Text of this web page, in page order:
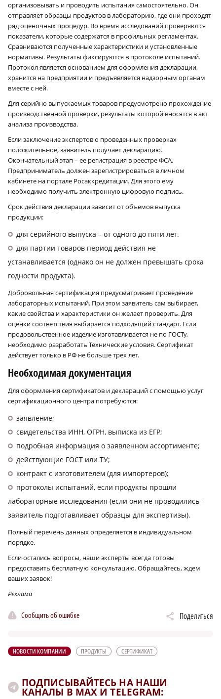
организовывать и проводить испытания самостоятельно. Он
отправляет образцы продуктов в лабораторию, где они проходят
ряд оценочных процедур. Во время исследований проверяются
показатели, которые содержатся в профильных регламентах.
Сравниваются полученные характеристики и установленные
нормативы. Результаты фиксируются в протоколе испытаний.
Протокол является основанием для оформления декларации,
хранится на предприятии и предъявляется надзорным органам
вместе с ней.
Для серийно выпускаемых товаров предусмотрено прохождение
производственной проверки, результаты которой вносятся в акт
анализа производства.
Если заключение экспертов о проведенных проверках
положительное, заявитель получает декларацию.
Окончательный этап – ее регистрация в реестре ФСА.
Предприниматель должен зарегистрироваться в личном
кабинете на портале Росаккредитации. Для этого ему
необходимо получить электронную цифровую подпись.
Срок действия декларации зависит от объемов выпуска
продукции:
для серийного выпуска – от одного до пяти лет.
для партии товаров период действия не
устанавливается (однако он не должен превышать срока
годности продукта).
Добровольная сертификация предусматривает проведение
лабораторных испытаний. При этом заявитель сам выбирает,
какие свойства и характеристики он желает проверить. Для
оценки соответствия выбирается подходящий стандарт. Если
продовольственное изделие изготавливается не по ГОСТу,
необходимо разработать Технические условия. Сертификат
действует только в РФ не больше трех лет.
Необходимая документация
Для оформления сертификатов и деклараций с помощью услуг
сертификационного центра потребуются:
заявление;
свидетельства ИНН, ОГРН, выписка из ЕГР;
подробная информация о заявленном ассортименте;
действующие ГОСТ или ТУ;
контракт с изготовителем (для импортеров);
протоколы испытаний, если продукты прошли
лабораторные исследования (если они не проводились –
заявитель подготавливает образцы для экспертизы).
Полный перечень данных определяется в индивидуальном
порядке.
Если остались вопросы, наши эксперты всегда готовы
предоставить бесплатную консультацию. Обращайтесь, ждем
ваших заявок!
Реклама
Сообщить об ошибке Поделиться
НОВОСТИ КОМПАНИИ ПРОДУКТЫ СЕРТИФИКАТ
ПОДПИСЫВАЙТЕСЬ НА НАШИ
КАНАЛЫ В MAX И TELEGRAM: